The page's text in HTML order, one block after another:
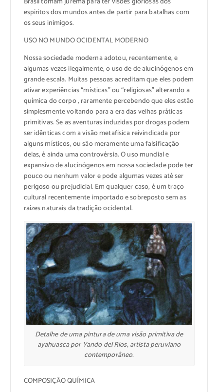
espíritos dos mundos antes de partir para batalhas com
os seus inimigos.
USO NO MUNDO OCIDENTAL MODERNO
Nossa sociedade moderna adotou, recentemente, e
algumas vezes ilegalmente, o uso de de alucinógenos em
grande escala. Muitas pessoas acreditam que eles podem
ativar experiências “místicas” ou “religiosas” alterando a
química do corpo , raramente percebendo que eles estão
simplesmente voltando para a era das velhas práticas
primitivas. Se as aventuras induzidas por drogas podem
ser idênticas com a visão metafísica reivindicada por
alguns místicos, ou são meramente uma falsificação
delas, é ainda uma controvérsia. O uso mundial e
expansivo de alucinógenos em nossa sociedade pode ter
pouco ou nenhum valor e pode algumas vezes até ser
perigoso ou prejudicial. Em qualquer caso, é um traço
cultural recentemente importado e sobreposto sem as
raízes naturais da tradição ocidental.
Detalhe de uma pintura de uma visão primitiva de
ayahuasca por Yando del Rios, artista peruviano
contemporâneo.
COMPOSIÇÃO QUÍMICA